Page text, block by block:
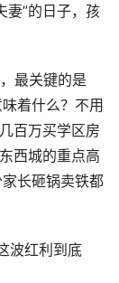
妻”的日子，孩
最关键的是
着什么？不用
百万买学区房
西城的重点高
长砸锅卖铁都
波红利到底